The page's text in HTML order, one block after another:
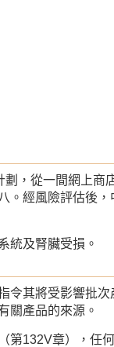
，從一間網上商
。經風險評估後
統及腎臟受損。
令其將受影響批
關產品的來源。
第132V章），任